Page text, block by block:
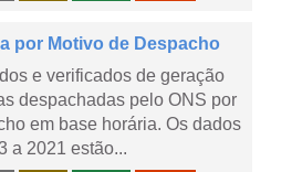
por Motivo de Despacho
e verificados de geração
despachadas pelo ONS por
em base horária. Os dados
a 2021 estão...